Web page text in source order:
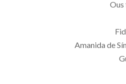
Ous
Amanida de